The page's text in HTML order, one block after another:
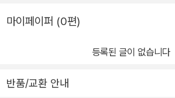
대지요..이는 기본이고, 이 외에 여러가지 능
성공한 삶을 살수 있을 거라고 생각합니다.
계... 어릴때부터 진정성 있는 말과 언행이 습
정성을 가르쳐야 하겠습니다..그리고 이 책을
심으로 다가가지 않으면 다른사람도 그렇지
기준에서만 생각하고 다른사람을 배려하지
신경을 쓰지 않는다고 말하거나 친구가 싫다
때마다 네가 그 친구에게 어떻게 대했는지 다
양들은 돌보지 않고 건성으로 양을 치고 있네
형식이라 아이가 재미있어 하네요.진정성이
주는 거짓과 진실의 교훈은 물론이고 더 나아
마이페이퍼 (0편)
등록된 글이 없습니다
반품/교환 안내